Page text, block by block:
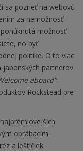
sa pozrieť na webovú
za nemožnosť
možnosť
no byť
politike. O to viac
japonských partnerov
aboard“.
Rockstead pre
obrábacím
a leštičiek